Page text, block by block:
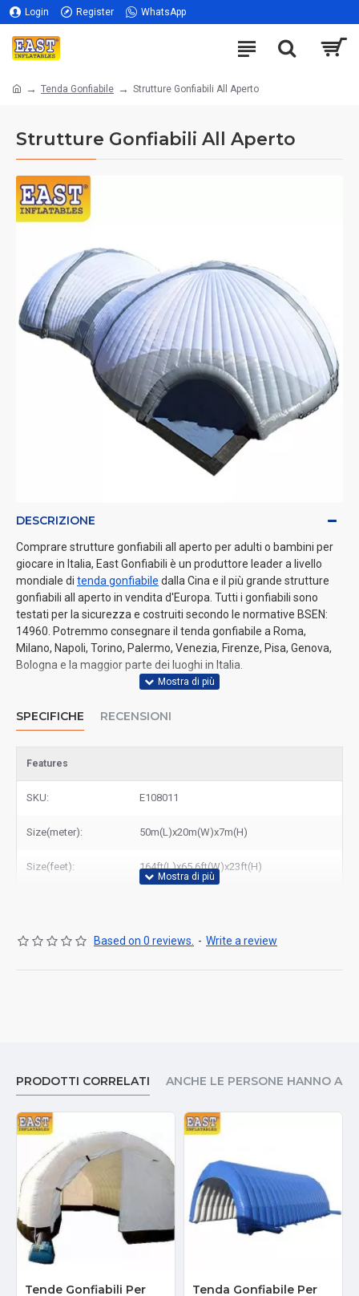
Login Register WhatsApp
Tenda Gonfiabile Strutture Gonfiabili All Aperto
Strutture Gonfiabili All Aperto
DESCRIZIONE
Comprare strutture gonfiabili all aperto per adulti o bambini per
giocare in Italia, East Gonfiabili è un produttore leader a livello
mondiale di tenda gonfiabile dalla Cina e il più grande strutture
gonfiabili all aperto in vendita d'Europa. Tutti i gonfiabili sono
testati per la sicurezza e costruiti secondo le normative BSEN:
14960. Potremmo consegnare il tenda gonfiabile a Roma,
Milano, Napoli, Torino, Palermo, Venezia, Firenze, Pisa, Genova,
Bologna e la maggior parte dei luoghi in Italia.
SPECIFICHE RECENSIONI
Features
SKU: E108011
Size(meter): 50m(L)x20m(W)x7m(H)
Size(feet): 164ft(L)x65.6ft(W)x23ft(H)
Based on 0 reviews. - Write a review
PRODOTTI CORRELATI ANCHE LE PERSONE HANNO
Tende Gonfiabili Per
Tenda Gonfiabile Per